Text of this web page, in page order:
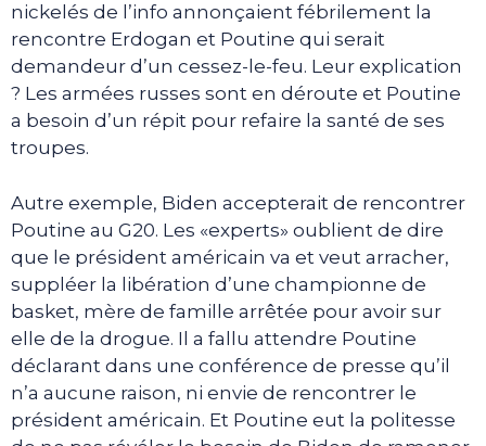
nickelés de l’info annonçaient fébrilement la
rencontre Erdogan et Poutine qui serait
demandeur d’un cessez-le-feu. Leur explication
? Les armées russes sont en déroute et Poutine
a besoin d’un répit pour refaire la santé de ses
troupes.
Autre exemple, Biden accepterait de rencontrer
Poutine au G20. Les «experts» oublient de dire
que le président américain va et veut arracher,
suppléer la libération d’une championne de
basket, mère de famille arrêtée pour avoir sur
elle de la drogue. Il a fallu attendre Poutine
déclarant dans une conférence de presse qu’il
n’a aucune raison, ni envie de rencontrer le
président américain. Et Poutine eut la politesse